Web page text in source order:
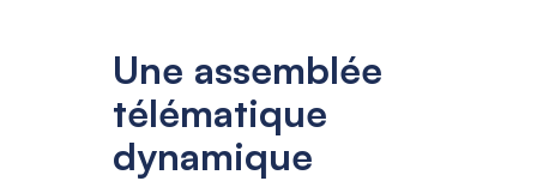
Une assemblée
télématique
dynamique